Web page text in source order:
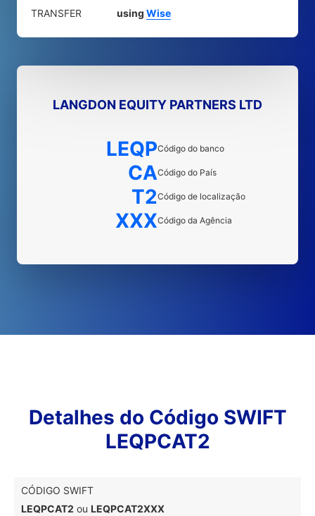
TRANSFER
using Wise
LANGDON EQUITY PARTNERS LTD
LEQPCódigo do banco
CACódigo do País
T2Código de localização
XXXCódigo da Agência
Detalhes do Código SWIFT
LEQPCAT2
CÓDIGO SWIFT
LEQPCAT2 ou LEQPCAT2XXX